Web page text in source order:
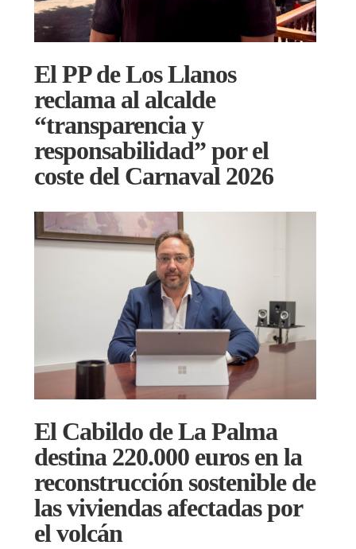
El PP de Los Llanos
reclama al alcalde
“transparencia y
responsabilidad” por el
coste del Carnaval 2026
El Cabildo de La Palma
destina 220.000 euros en la
reconstrucción sostenible de
las viviendas afectadas por
el volcán